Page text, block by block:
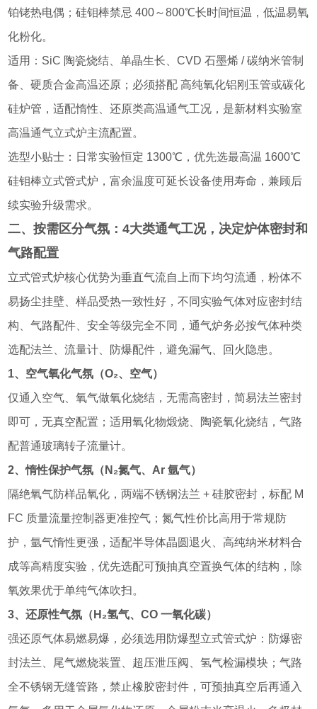
铂铑热电偶；硅钼棒禁忌 400～800℃长时间恒温，低温易氧
化粉化。
适用：SiC 陶瓷烧结、单晶生长、CVD 石墨烯 / 碳纳米管制
备、硬质合金高温还原；必须搭配 高纯氧化铝刚玉管或碳化
硅炉管，适配惰性、还原类高温通气工况，是新材料实验室
高温通气立式炉主流配置。
选型小贴士：日常实验恒定 1300℃，优先选最高温 1600℃
硅钼棒立式管式炉，富余温度可延长设备使用寿命，兼顾后
续实验升级需求。
二、按需区分气氛：4大类通气工况，决定炉体密封和
气路配置
立式管式炉核心优势为垂直气流自上而下均匀流通，粉体不
易扬尘挂壁、样品受热一致性好，不同实验气体对应密封结
构、气路配件、安全等级完全不同，通气炉务必按气体种类
选配法兰、流量计、防爆配件，避免漏气、回火隐患。
1、空气氧化气氛（O₂、空气）
仅通入空气、氧气做氧化烧结，无需高密封，简易法兰密封
即可，无真空配置；适用氧化物煅烧、陶瓷氧化烧结，气路
配普通玻璃转子流量计。
2、惰性保护气氛（N₂氮气、Ar 氩气）
隔绝氧气防样品氧化，两端不锈钢法兰 + 硅胶密封，标配 M
FC 质量流量控制器更准控气；氮气性价比高用于常规防
护，氩气惰性更强，适配半导体晶圆退火、高纯纳米材料合
成等高精度实验，优先选配可预抽真空置换气体的结构，除
氧效果优于单纯气体吹扫。
3、还原性气氛（H₂氢气、CO 一氧化碳）
强还原气体易燃易爆，必须选用防爆型立式管式炉：防爆密
封法兰、尾气燃烧装置、超压泄压阀、氢气检漏模块；气路
全不锈钢无缝管路，禁止橡胶密封件，可预抽真空后再通入